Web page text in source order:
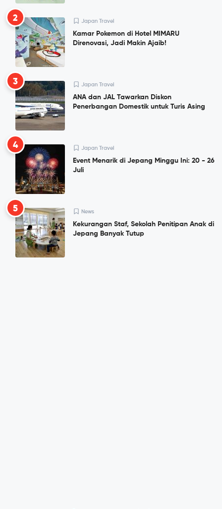
2 Japan Travel
Kamar Pokemon di Hotel MIMARU
Direnovasi, Jadi Makin Ajaib!
3 Japan Travel
ANA dan JAL Tawarkan Diskon
Penerbangan Domestik untuk Turis Asing
4 Japan Travel
Event Menarik di Jepang Minggu Ini: 20 - 26
Juli
5 News
Kekurangan Staf, Sekolah Penitipan Anak di
Jepang Banyak Tutup